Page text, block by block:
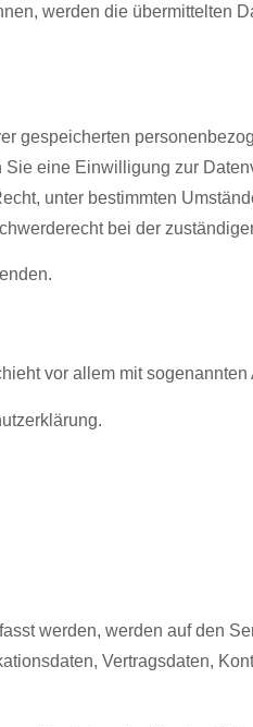
werden die übermittelten
gespeicherten
eine Einwilligung zur
unter bestimmten
bei der
vor allem mit
werden, werden auf den
Vertragsdaten,